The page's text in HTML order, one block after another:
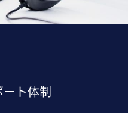
ト体制